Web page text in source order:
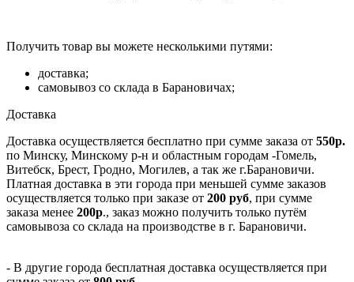
Получить товар вы можете несколькими путями:
доставка;
самовывоз со склада в Барановичах;
Доставка
Доставка осуществляется бесплатно при сумме заказа от 550р.
по Минску, Минскому р-н и областным городам -Гомель,
Витебск, Брест, Гродно, Могилев, а так же г.Барановичи.
Платная доставка в эти города при меньшей сумме заказов
осуществляется только при заказе от 200 руб, при сумме
заказа менее 200р., заказ можно получить только путём
самовывоза со склада на производстве в г. Барановичи.
- В другие города бесплатная доставка осуществляется при